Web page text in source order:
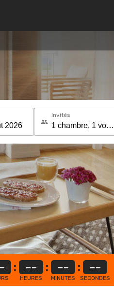
Invités
: --
HEURES
: --
MINUTES
: --
SECONDES